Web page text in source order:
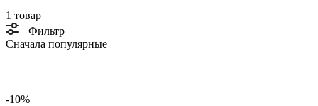
1 товар
Фильтр
Сначала популярные
-10%